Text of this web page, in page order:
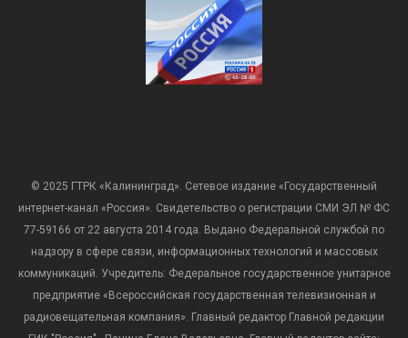
© 2025 ГТРК «Калининград». Сетевое издание «Государственный
интернет-канал «Россия». Свидетельство о регистрации СМИ ЭЛ № ФС
77-59166 от 22 августа 2014 года. Выдано Федеральной службой по
надзору в сфере связи, информационных технологий и массовых
коммуникаций. Учредитель: Федеральное государственное унитарное
предприятие «Всероссийская государственная телевизионная и
радиовещательная компания». Главный редактор Главной редакции